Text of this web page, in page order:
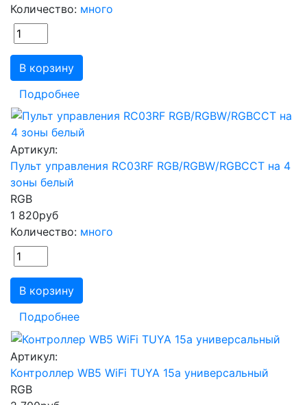
Количество: много
В корзину
Подробнее
Артикул:
Пульт управления RC03RF RGB/RGBW/RGBCCT на 4
зоны белый
RGB
1 820руб
Количество: много
В корзину
Подробнее
Артикул:
Контроллер WB5 WiFi TUYA 15а универсальный
RGB